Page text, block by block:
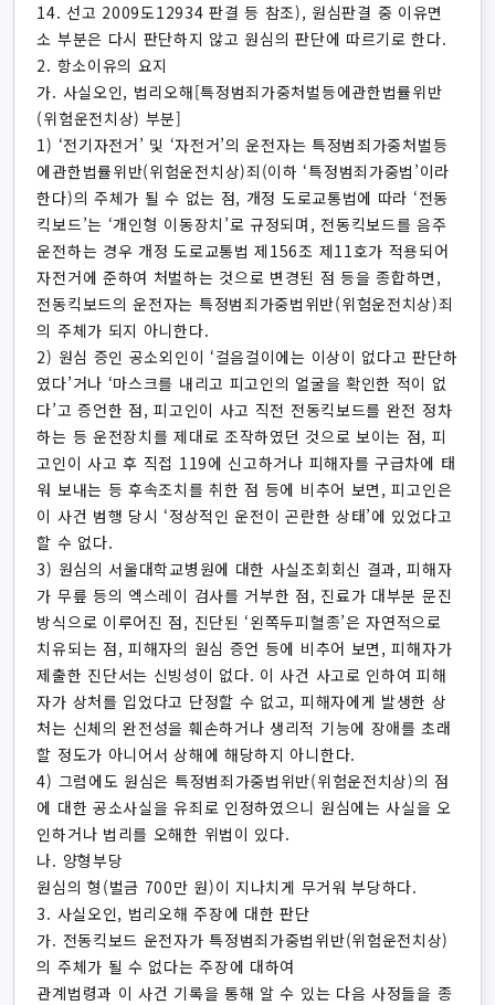
14. 선고 2009도12934 판결 등 참조), 원심판결 중 이유면
소 부분은 다시 판단하지 않고 원심의 판단에 따르기로 한다.
2. 항소이유의 요지
가. 사실오인, 법리오해[특정범죄가중처벌등에관한법률위반
(위험운전치상) 부분]
1) ‘전기자전거’ 및 ‘자전거’의 운전자는 특정범죄가중처벌등
에관한법률위반(위험운전치상)죄(이하 ‘특정범죄가중법’이라
한다)의 주체가 될 수 없는 점, 개정 도로교통법에 따라 ‘전동
킥보드’는 ‘개인형 이동장치’로 규정되며, 전동킥보드를 음주
운전하는 경우 개정 도로교통법 제156조 제11호가 적용되어
자전거에 준하여 처벌하는 것으로 변경된 점 등을 종합하면,
전동킥보드의 운전자는 특정범죄가중법위반(위험운전치상)죄
의 주체가 되지 아니한다.
2) 원심 증인 공소외인이 ‘걸음걸이에는 이상이 없다고 판단하
였다’거나 ‘마스크를 내리고 피고인의 얼굴을 확인한 적이 없
다’고 증언한 점, 피고인이 사고 직전 전동킥보드를 완전 정차
하는 등 운전장치를 제대로 조작하였던 것으로 보이는 점, 피
고인이 사고 후 직접 119에 신고하거나 피해자를 구급차에 태
워 보내는 등 후속조치를 취한 점 등에 비추어 보면, 피고인은
이 사건 범행 당시 ‘정상적인 운전이 곤란한 상태’에 있었다고
할 수 없다.
3) 원심의 서울대학교병원에 대한 사실조회회신 결과, 피해자
가 무릎 등의 엑스레이 검사를 거부한 점, 진료가 대부분 문진
방식으로 이루어진 점, 진단된 ‘왼쪽두피혈종’은 자연적으로
치유되는 점, 피해자의 원심 증언 등에 비추어 보면, 피해자가
제출한 진단서는 신빙성이 없다. 이 사건 사고로 인하여 피해
자가 상처를 입었다고 단정할 수 없고, 피해자에게 발생한 상
처는 신체의 완전성을 훼손하거나 생리적 기능에 장애를 초래
할 정도가 아니어서 상해에 해당하지 아니한다.
4) 그럼에도 원심은 특정범죄가중법위반(위험운전치상)의 점
에 대한 공소사실을 유죄로 인정하였으니 원심에는 사실을 오
인하거나 법리를 오해한 위법이 있다.
나. 양형부당
원심의 형(벌금 700만 원)이 지나치게 무거워 부당하다.
3. 사실오인, 법리오해 주장에 대한 판단
가. 전동킥보드 운전자가 특정범죄가중법위반(위험운전치상)
의 주체가 될 수 없다는 주장에 대하여
관계법령과 이 사건 기록을 통해 알 수 있는 다음 사정들을 종